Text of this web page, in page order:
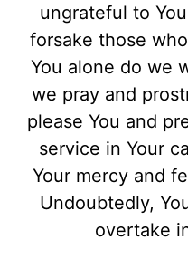
ungrateful to
forsake those
You alone do we
we pray and
please You and
service in Your
Your mercy and
Undoubtedly,
overtake